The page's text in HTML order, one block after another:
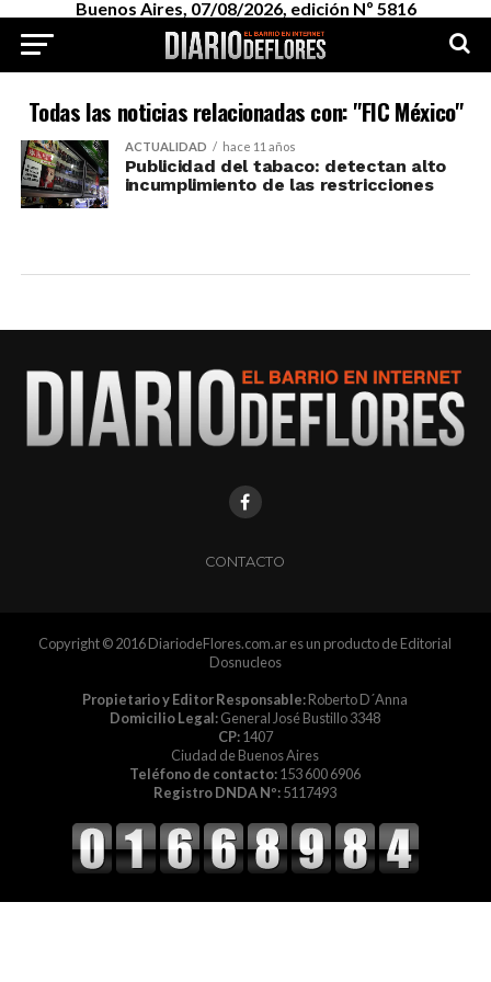
Buenos Aires, 07/08/2026, edición Nº 5816
Todas las noticias relacionadas con: "FIC México"
ACTUALIDAD hace 11 años
Publicidad del tabaco: detectan alto
incumplimiento de las restricciones
CONTACTO
Copyright © 2016 DiariodeFlores.com.ar es un producto de Editorial
Dosnucleos
Propietario y Editor Responsable:Roberto D´Anna
Domicilio Legal:General José Bustillo 3348
CP:1407
Ciudad de Buenos Aires
Teléfono de contacto:153 600 6906
Registro DNDA Nº:5117493